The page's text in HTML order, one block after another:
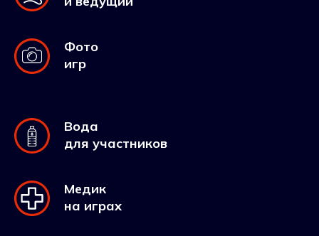
Фото
игр
Вода
для участников
Медик
на играх